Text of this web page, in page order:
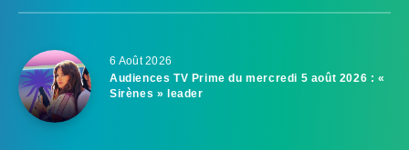
6 Août 2026
Audiences TV Prime du mercredi 5 août 2026 : «
Sirènes » leader